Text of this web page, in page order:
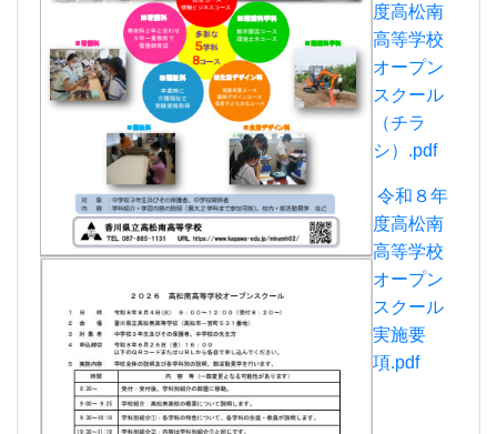
度高松南
高等学校
オープン
スクール
（チラ
シ）.pdf
令和８年
度高松南
高等学校
オープン
スクール
実施要
項.pdf